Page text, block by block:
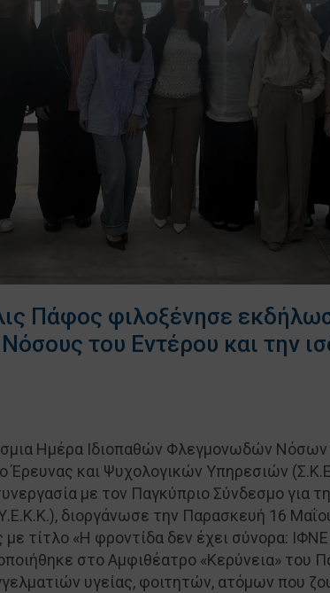
Πάφος φιλοξένησε
του Εντέρου και την
Ημέρα Ιδιοπαθών Φλεγμονωδών Νόσων
Έρευνας και Ψυχολογικών Υπηρεσιών
με τον Παγκύπριο Σύνδεσμο για
διοργάνωσε την Παρασκευή 16
τίτλο «Η φροντίδα δεν έχει σύνορα: ΙΦΝΕ
στο Αμφιθέατρο «Κερύνεια» του
υγείας, φοιτητών, ατόμων που